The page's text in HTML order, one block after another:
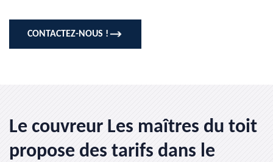
CONTACTEZ-NOUS !
Le couvreur Les maîtres du toit
propose des tarifs dans le